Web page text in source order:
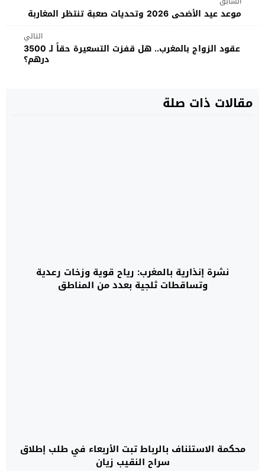
موعد عيد الأضحى 2026 وتحديات صعبة تنتظر المغاربة
التالي
عقود الزواج بالمغرب.. هل قفزت التسعيرة حقاً لـ 3500
درهم؟
مقالات ذات صلة
نشرة إنذارية بالمغرب: رياح قوية وزخات رعدية
وتساقطات ثلجية بعدد من المناطق
محكمة الاستئناف بالرباط تبت الأربعاء في طلب إطلاق
سراح النقيب زيان